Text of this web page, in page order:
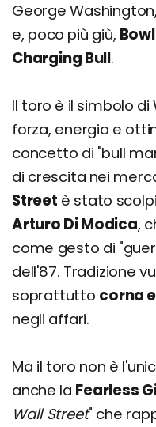
George
e, poco più giù,
Charging Bull.
Il toro è il simbolo
forza, energia e
concetto di "bull
di crescita nei
Street è stato
Arturo Di Modica,
come gesto di
dell'87. Tradizione
soprattutto corna
negli affari.
Ma il toro non è
anche la Fearless
Wall Street" che